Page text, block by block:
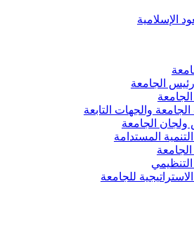
الإسلامية
الجامعة
والجهات التابعة
الجامعة
المستدامة
التنظيمي
للجامعة